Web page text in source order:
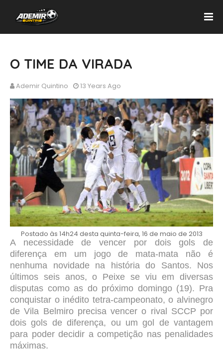
O TIME DA VIRADA
Ademir Quintino 13 Years Ago
Postado às 14h24 desta quinta-feira, 16 de maio de 2013
A necessidade de vencer por dois gols de
diferença em um jogo de mata-mata não é
nenhuma novidade na história do Santos. Nos
últimos seis anos, o Peixe se viu em diversas
disputas como as do próximo domingo (19). Pra
conquistar o inédito tetra-campeonato, o alvinegro
de Vila Belmiro precisa vencer o rival SCCP por
dois gols de diferença, ou um gol de vantagem
para poder decidir a competição nas penalidades
máximas.